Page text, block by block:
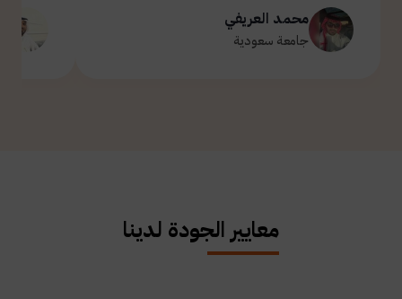
محمد العريفي
جامعة سعودية
معايير الجودة لدينا